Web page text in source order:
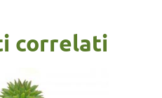
correlati